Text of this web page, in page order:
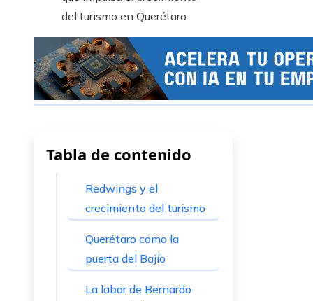
Tabla de contenido
Redwings y el
crecimiento del turismo
Querétaro como la
puerta del Bajío
La labor de Bernardo